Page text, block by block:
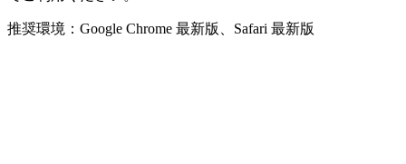
推奨環境：Google Chrome 最新版、Safari 最新版